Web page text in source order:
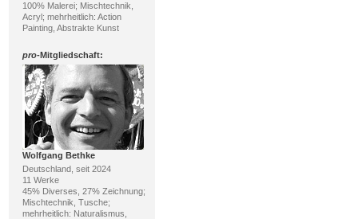
100% Malerei; Mischtechnik,
Acryl; mehrheitlich: Action
Painting, Abstrakte Kunst
pro-Mitgliedschaft:
Wolfgang Bethke
Deutschland, seit 2024
11 Werke
45% Diverses, 27% Zeichnung;
Mischtechnik, Tusche;
mehrheitlich: Naturalismus,